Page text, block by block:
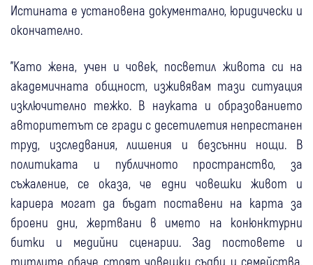
Истината е установена документално, юридически и
окончателно.
"Като жена, учен и човек, посветил живота си на
академичната общност, изживявам тази ситуация
изключително тежко. В науката и образованието
авторитетът се гради с десетилетия непрестанен
труд, изследвания, лишения и безсънни нощи. В
политиката и публичното пространство, за
съжаление, се оказа, че едни човешки живот и
кариера могат да бъдат поставени на карта за
броени дни, жертвани в името на конюнктурни
битки и медийни сценарии. Зад постовете и
титлите обаче стоят човешки съдби и семейства,